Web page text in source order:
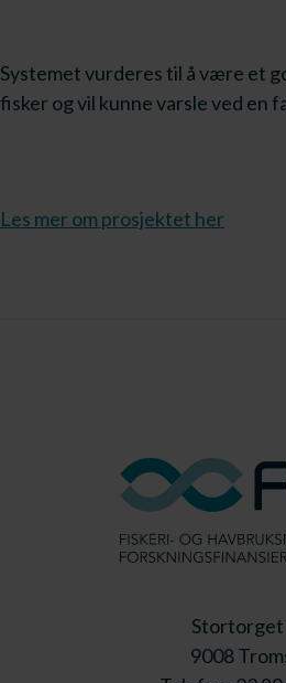
Systemet vurderes til å være et
fisker og vil kunne varsle ved en
Les mer om prosjektet her
Stortorget
9008